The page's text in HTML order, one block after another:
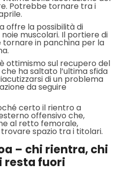
Potrebbe tornare tra i
offre la possibilità di
muscolari. Il portiere di
in panchina per la
ottimismo sul recupero del
ha saltato l’ultima sfida
di un problema
da seguire
certo il rientro a
offensivo che,
al retto femorale,
spazio tra i titolari.
– chi rientra, chi
resta fuori